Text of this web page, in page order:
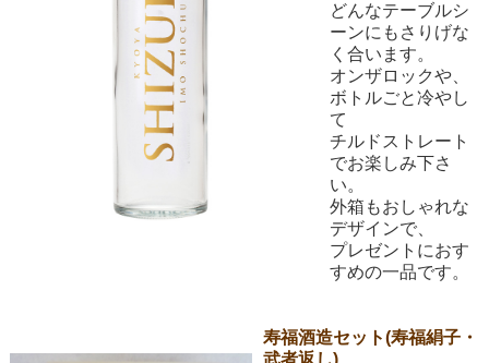
どんなテーブルシ
ーンにもさりげな
く合います。
オンザロックや、
ボトルごと冷やし
て
チルドストレート
でお楽しみ下さ
い。
外箱もおしゃれな
デザインで、
プレゼントにおす
すめの一品です。
寿福酒造セット(寿福絹子・
武者返し)